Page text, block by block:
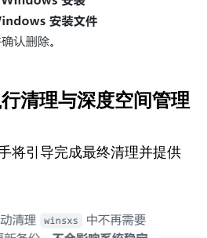
清理与深度空间管理
将引导完成最终清理并提供